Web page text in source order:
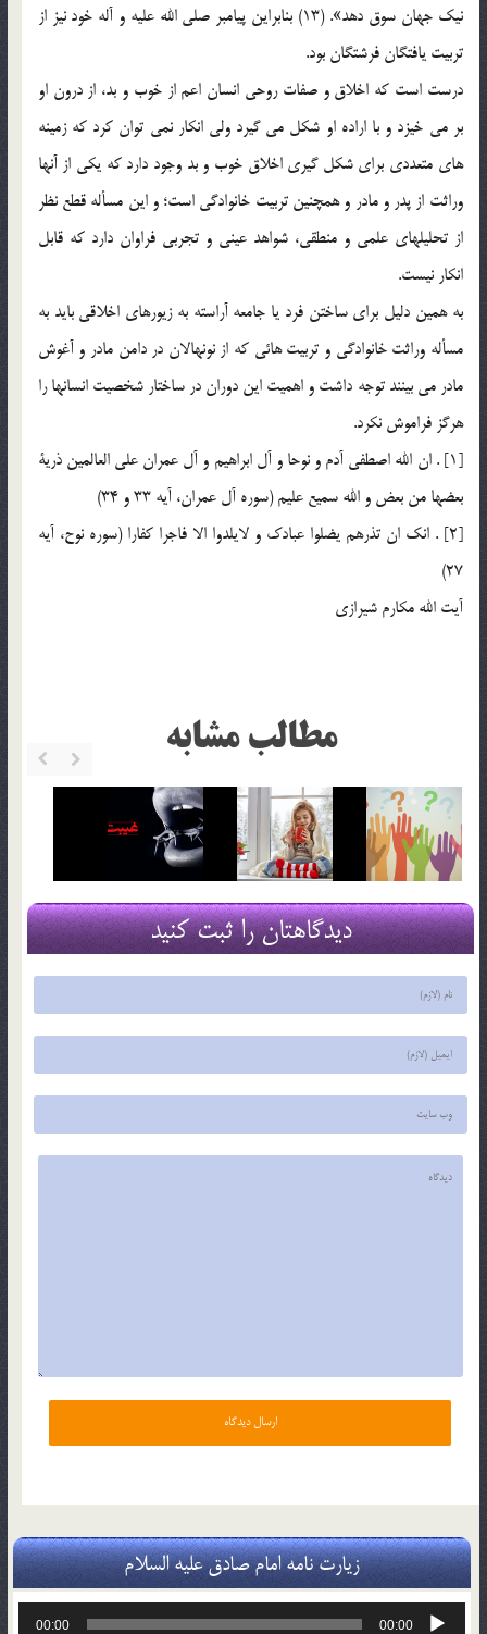
نيك جهان سوق دهد». (13) بنابراين پيامبر صلي الله عليه و آله خود نيز از
تربيت يافتگان فرشتگان بود.
درست است كه اخلاق و صفات روحي انسان اعم از خوب و بد، از درون او
بر مي خيزد و با اراده او شكل مي گيرد ولي انكار نمي توان كرد كه زمينه
هاي متعددي براي شكل گيري اخلاق خوب و بد وجود دارد كه يكي از آنها
وراثت از پدر و مادر و همچنين تربيت خانوادگي است؛ و اين مسأله قطع نظر
از تحليلهاي علمي و منطقي، شواهد عيني و تجربي فراوان دارد كه قابل
انكار نيست.
به همين دليل براي ساختن فرد يا جامعه آراسته به زيورهاي اخلاقي بايد به
مسأله وراثت خانوادگي و تربيت هائي كه از نونهالان در دامن مادر و آغوش
مادر مي بينند توجه داشت و اهميت اين دوران در ساختار شخصيت انسانها را
هرگز فراموش نكرد.
[1] . ان الله اصطفي آدم و نوحا و آل ابراهيم و آل عمران علي العالمين ذرية
بعضها من بعض و الله سميع عليم (سوره آل عمران، آيه 33 و 34)
[2] . انك ان تذرهم يضلوا عبادك و لايلدوا الا فاجرا كفارا (سوره نوح، آيه
27)
آيت الله مكارم شيرازي
مطالب مشابه
دیدگاهتان را ثبت کنید
زیارت نامه امام صادق علیه السلام
پخش‌کننده
00:00
00:00